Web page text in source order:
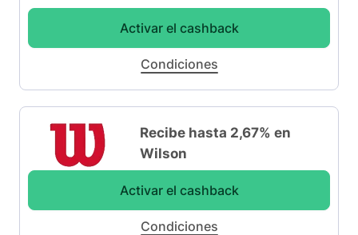
Activar el cashback
Condiciones
Recibe hasta 2,67% en
Wilson
Activar el cashback
Condiciones